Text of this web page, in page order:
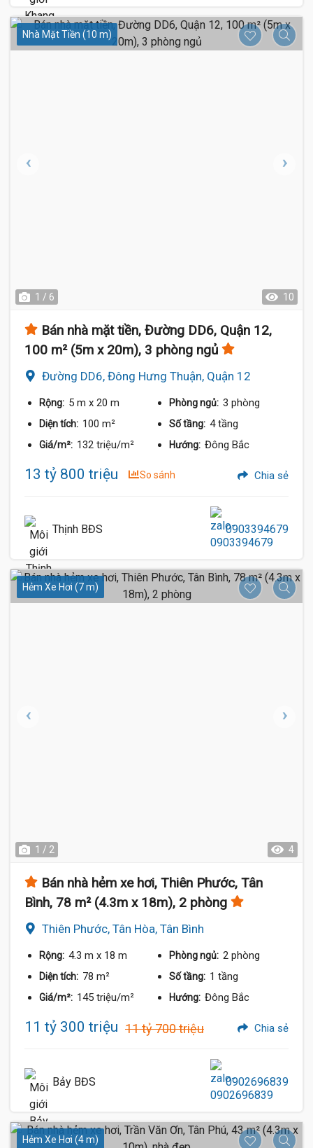
Nhà Mặt Tiền (10 m)
1 / 6 10
Bán nhà mặt tiền, Đường DD6, Quận 12,
100 m² (5m x 20m), 3 phòng ngủ
Đường DD6, Đông Hưng Thuận, Quận 12
Rộng: 5 m x 20 m Phòng ngủ: 3 phòng
Diện tích: 100 m² Số tầng: 4 tầng
Giá/m²: 132 triệu/m² Hướng: Đông Bắc
13 tỷ 800 triệu So sánh Chia sẻ
Thịnh BĐS 0903394679
Hẻm Xe Hơi (7 m)
1 / 2 4
Bán nhà hẻm xe hơi, Thiên Phước, Tân
Bình, 78 m² (4.3m x 18m), 2 phòng
Thiên Phước, Tân Hòa, Tân Bình
Rộng: 4.3 m x 18 m Phòng ngủ: 2 phòng
Diện tích: 78 m² Số tầng: 1 tầng
Giá/m²: 145 triệu/m² Hướng: Đông Bắc
11 tỷ 300 triệu 11 tỷ 700 triệu Chia sẻ
Bảy BĐS 0902696839
Hẻm Xe Hơi (4 m)